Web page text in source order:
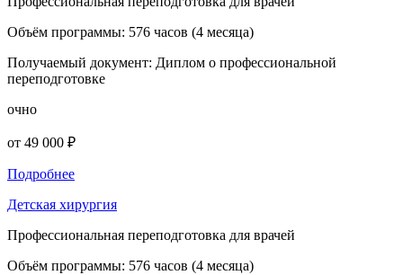
Объём программы: 576 часов (4 месяца)
Получаемый документ: Диплом о профессиональной
переподготовке
очно
от 49 000 ₽
Подробнее
Детская хирургия
Профессиональная переподготовка для врачей
Объём программы: 576 часов (4 месяца)